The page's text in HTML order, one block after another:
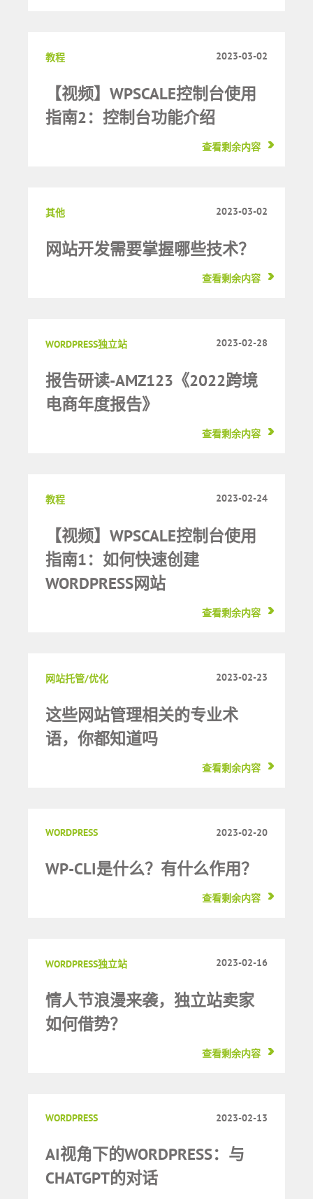
教程 2023-03-02
【视频】WPSCALE控制台使用
指南2：控制台功能介绍
查看剩余内容
其他 2023-03-02
网站开发需要掌握哪些技术？
查看剩余内容
WORDPRESS独立站 2023-02-28
报告研读-AMZ123《2022跨境
电商年度报告》
查看剩余内容
教程 2023-02-24
【视频】WPSCALE控制台使用
指南1：如何快速创建
WORDPRESS网站
查看剩余内容
网站托管/优化 2023-02-23
这些网站管理相关的专业术
语，你都知道吗
查看剩余内容
WORDPRESS 2023-02-20
WP-CLI是什么？有什么作用？
查看剩余内容
WORDPRESS独立站 2023-02-16
情人节浪漫来袭，独立站卖家
如何借势？
查看剩余内容
WORDPRESS 2023-02-13
AI视角下的WORDPRESS：与
CHATGPT的对话